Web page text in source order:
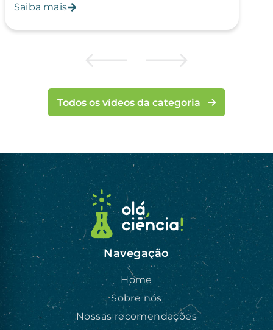
Saiba mais
Todos os vídeos da categoria
Navegação
Home
Sobre nós
Nossas recomendações